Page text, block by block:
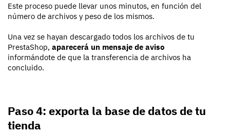
Este proceso puede llevar unos minutos, en función del
número de archivos y peso de los mismos.
Una vez se hayan descargado todos los archivos de tu
PrestaShop, aparecerá un mensaje de aviso
informándote de que la transferencia de archivos ha
concluido.
Paso 4: exporta la base de datos de tu
tienda